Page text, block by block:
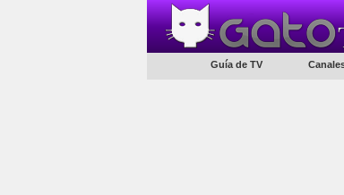
Guía de TV